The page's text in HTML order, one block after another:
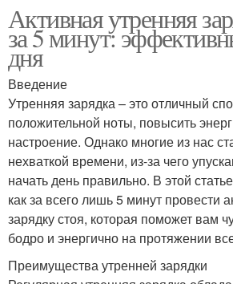
Активная утренняя
за 5 минут:
дня
Введение
Утренняя зарядка – это отличный
положительной ноты, повысить
настроение. Однако многие из нас
нехваткой времени, из-за чего
начать день правильно. В этой
как за всего лишь 5 минут провести
зарядку стоя, которая поможет вам
бодро и энергично на протяжении
Преимущества утренней зарядки